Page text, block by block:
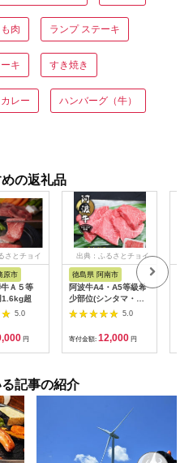
肉 ランプ ステーキ
キ すき焼き
カレー ハンバーグ（牛）
の返礼品
さとチョイ
原市
Ａ５等
超
5.0
円
出典：ふるさとチョイ
徳島県 阿南市
阿波牛A4・A5等級希
少部位(シンタマ・ラ
ンプ・カイノミ)焼肉
400g【1209463】
5.0
寄付金額: 12,000 円
記事の紹介